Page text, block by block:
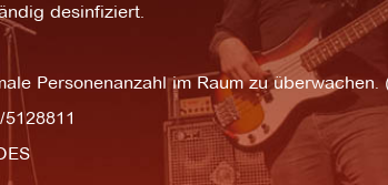
desinfiziert.
Personenanzahl im Raum zu überwachen.